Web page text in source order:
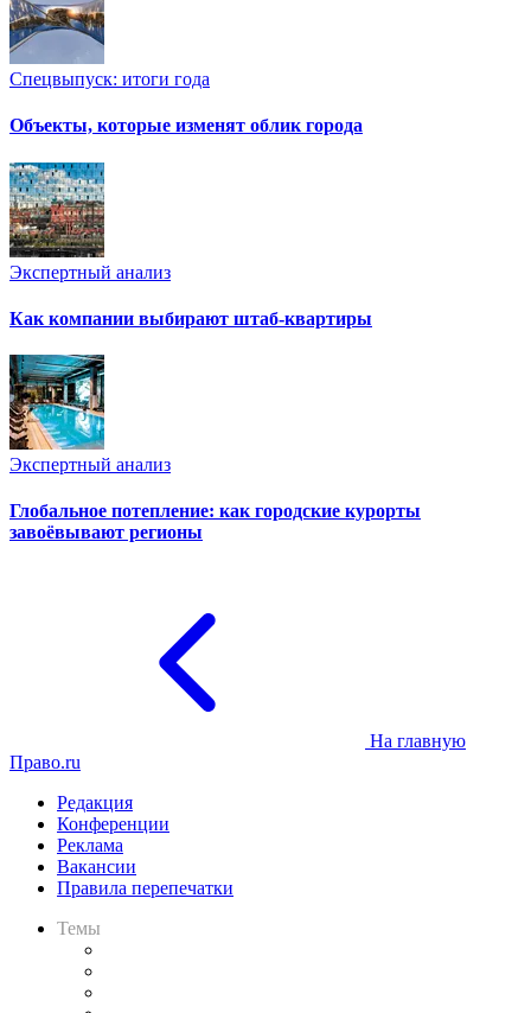
Спецвыпуск: итоги года
Объекты, которые изменят облик города
Экспертный анализ
Как компании выбирают штаб-квартиры
Экспертный анализ
Глобальное потепление: как городские курорты
завоёвывают регионы
На главную
Право.ru
Редакция
Конференции
Реклама
Вакансии
Правила перепечатки
Темы